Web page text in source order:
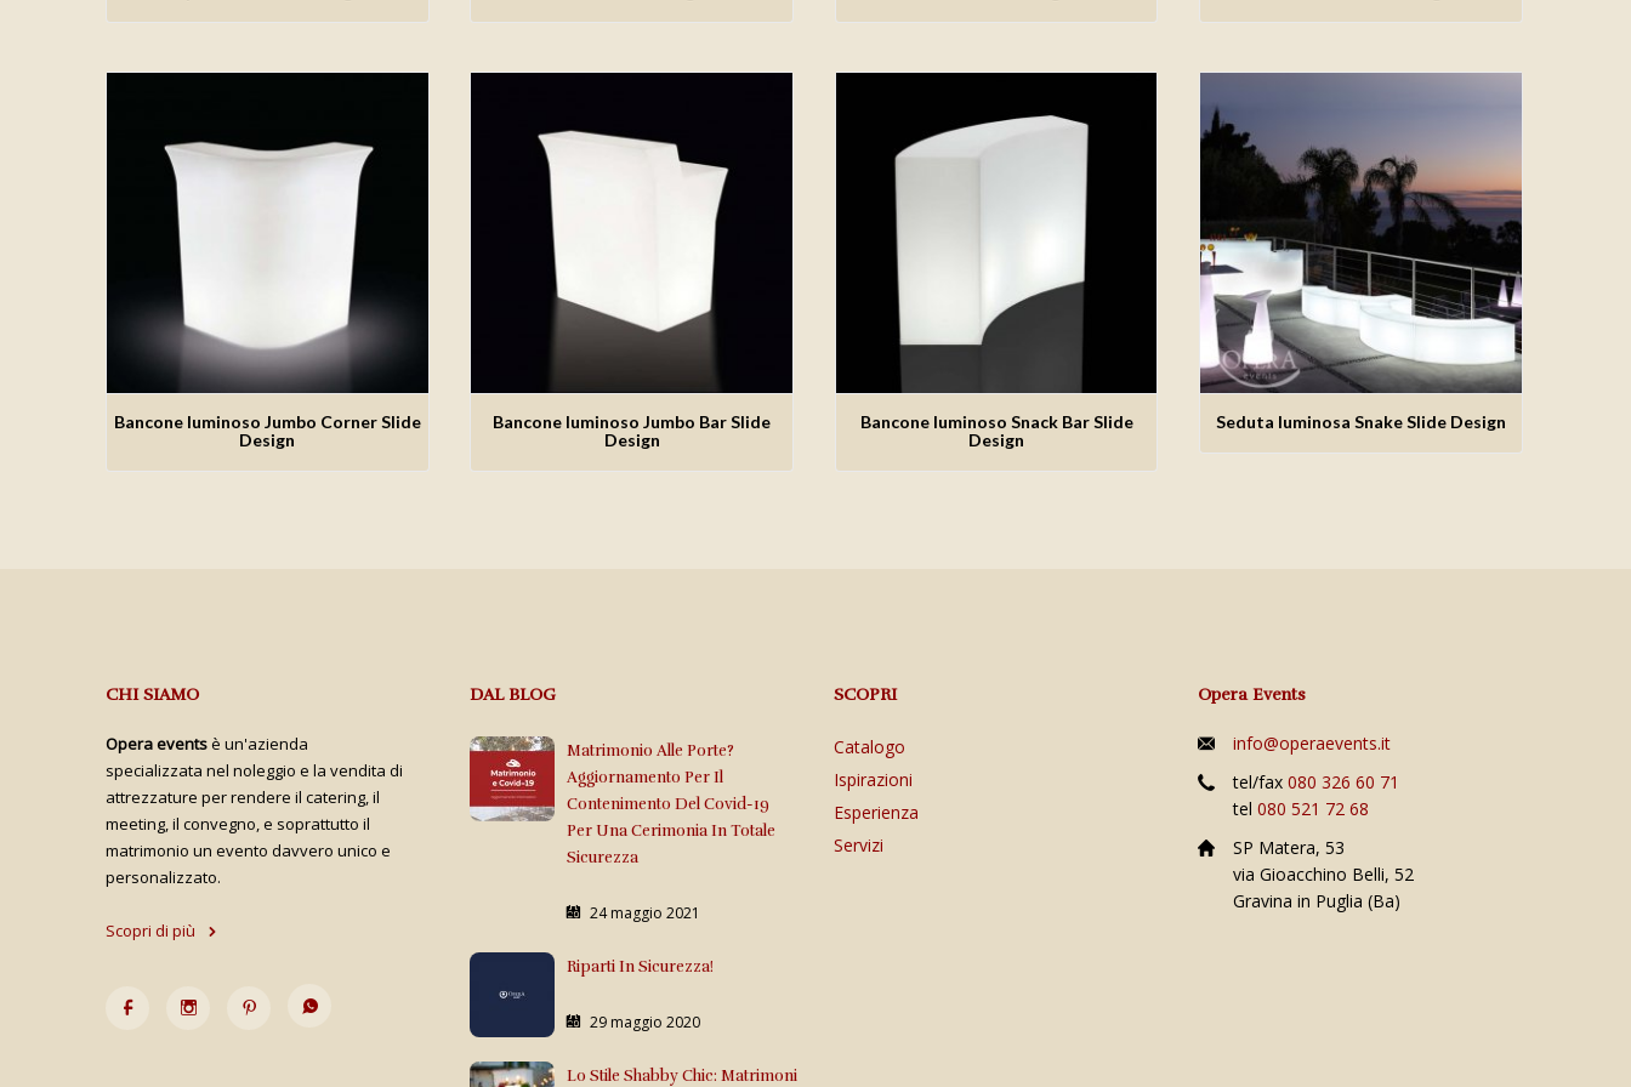
Aggiungi alla lista dei desideri
Bancone luminoso Jumbo Corner Slide
Design
Aggiungi alla lista dei desideri
Bancone luminoso Jumbo Bar Slide
Design
Aggiungi alla lista dei desideri
Bancone luminoso Snack Bar Slide
Design
Aggiungi alla lista dei desideri
Seduta luminosa Snake Slide Design
CHI SIAMO
Opera eventsè un'azienda
specializzata nel noleggio e la vendita di
attrezzature per rendere il catering, il
meeting, il convegno, e soprattutto il
matrimonio un evento davvero unico e
personalizzato.
Scopri di più
DAL BLOG
Matrimonio Alle Porte?
Aggiornamento Per Il
Contenimento Del Covid-19
Per Una Cerimonia In Totale
Sicurezza
24 maggio 2021
Riparti In Sicurezza!
29 maggio 2020
Lo Stile Shabby Chic: Matrimoni
SCOPRI
Catalogo
Ispirazioni
Esperienza
Servizi
Opera Events
info@operaevents.it
tel/fax 080 326 60 71
tel 080 521 72 68
SP Matera, 53
via Gioacchino Belli, 52
Gravina in Puglia (Ba)